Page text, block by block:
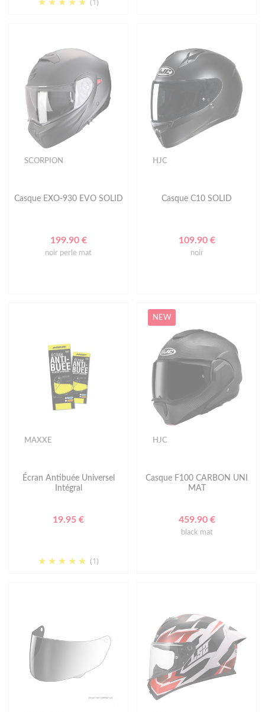
SCORPION
Casque EXO-930 EVO SOLID
199.90 €
noir perle mat
HJC
Casque C10 SOLID
109.90 €
noir
MAXXE
Écran Antibuée Universel
Intégral
19.95 €
(1)
NEW
HJC
Casque F100 CARBON UNI
MAT
459.90 €
black mat